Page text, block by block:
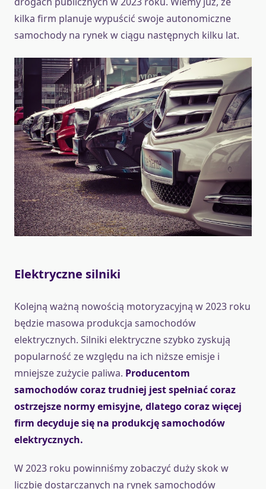
kilka firm planuje wypuścić swoje autonomiczne
samochody na rynek w ciągu następnych kilku lat.
Elektryczne silniki
Kolejną ważną nowością motoryzacyjną w 2023 roku
będzie masowa produkcja samochodów
elektrycznych. Silniki elektryczne szybko zyskują
popularność ze względu na ich niższe emisje i
mniejsze zużycie paliwa. Producentom
samochodów coraz trudniej jest spełniać coraz
ostrzejsze normy emisyjne, dlatego coraz więcej
firm decyduje się na produkcję samochodów
elektrycznych.
W 2023 roku powinniśmy zobaczyć duży skok w
liczbie dostarczanych na rynek samochodów